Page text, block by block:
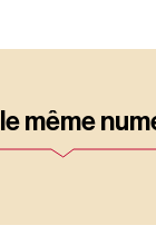
même